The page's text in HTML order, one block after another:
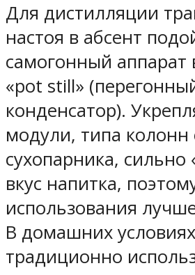
Для дистилляции
настоя в абсент
самогонный
«pot still»
конденсатор).
модули, типа
сухопарника,
вкус напитка,
использования
В домашних условиях
традиционно